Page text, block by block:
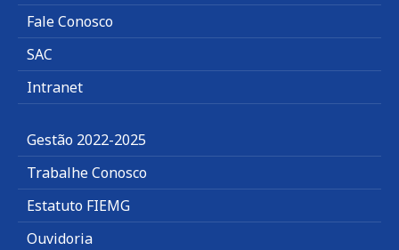
Fale Conosco
SAC
Intranet
Gestão 2022-2025
Trabalhe Conosco
Estatuto FIEMG
Ouvidoria